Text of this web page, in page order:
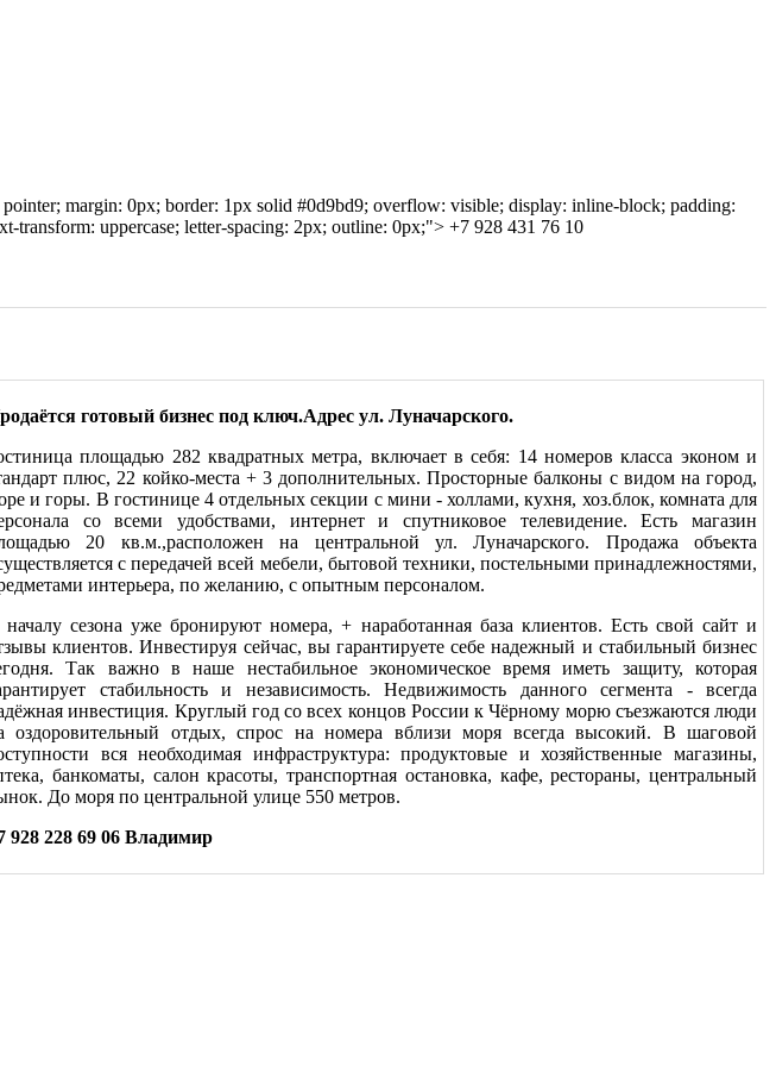
margin: 0px; border: 1px solid #0d9bd9; overflow: visible; display: inline-block; padding:
transform: uppercase; letter-spacing: 2px; outline: 0px;"> +7 928 431 76 10
готовый бизнес под ключ.Адрес ул. Луначарского.
площадью 282 квадратных метра, включает в себя: 14 номеров класса эконом и
плюс, 22 койко-места + 3 дополнительных. Просторные балконы с видом на город,
и горы. В гостинице 4 отдельных секции с мини - холлами, кухня, хоз.блок, комната для
со всеми удобствами, интернет и спутниковое телевидение. Есть магазин
20 кв.м.,расположен на центральной ул. Луначарского. Продажа объекта
с передачей всей мебели, бытовой техники, постельными принадлежностями,
интерьера, по желанию, с опытным персоналом.
сезона уже бронируют номера, + наработанная база клиентов. Есть свой сайт и
клиентов. Инвестируя сейчас, вы гарантируете себе надежный и стабильный бизнес
Так важно в наше нестабильное экономическое время иметь защиту, которая
стабильность и независимость. Недвижимость данного сегмента - всегда
инвестиция. Круглый год со всех концов России к Чёрному морю съезжаются люди
оздоровительный отдых, спрос на номера вблизи моря всегда высокий. В шаговой
вся необходимая инфраструктура: продуктовые и хозяйственные магазины,
банкоматы, салон красоты, транспортная остановка, кафе, рестораны, центральный
До моря по центральной улице 550 метров.
928 228 69 06 Владимир